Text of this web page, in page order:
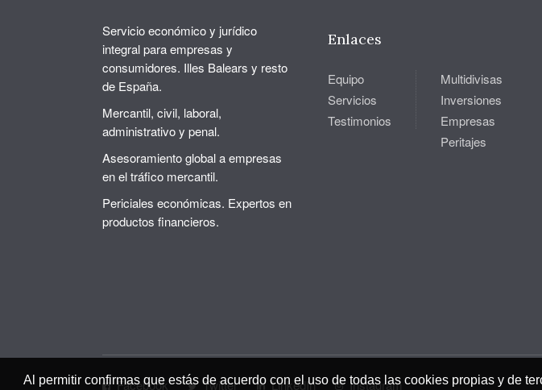
Al permitir confirmas que estás de acuerdo con el uso de todas las cookies propias y de
Servicio económico y jurídico
integral para empresas y
consumidores. Illes Balears y resto
de España.
Mercantil, civil, laboral,
administrativo y penal.
Asesoramiento global a empresas
en el tráfico mercantil.
Periciales económicas. Expertos en
productos financieros.
Enlaces
Equipo
Servicios
Testimonios
Multidivisas
Inversiones
Empresas
Peritajes
Facebook Twitter LinkedIn Instagram